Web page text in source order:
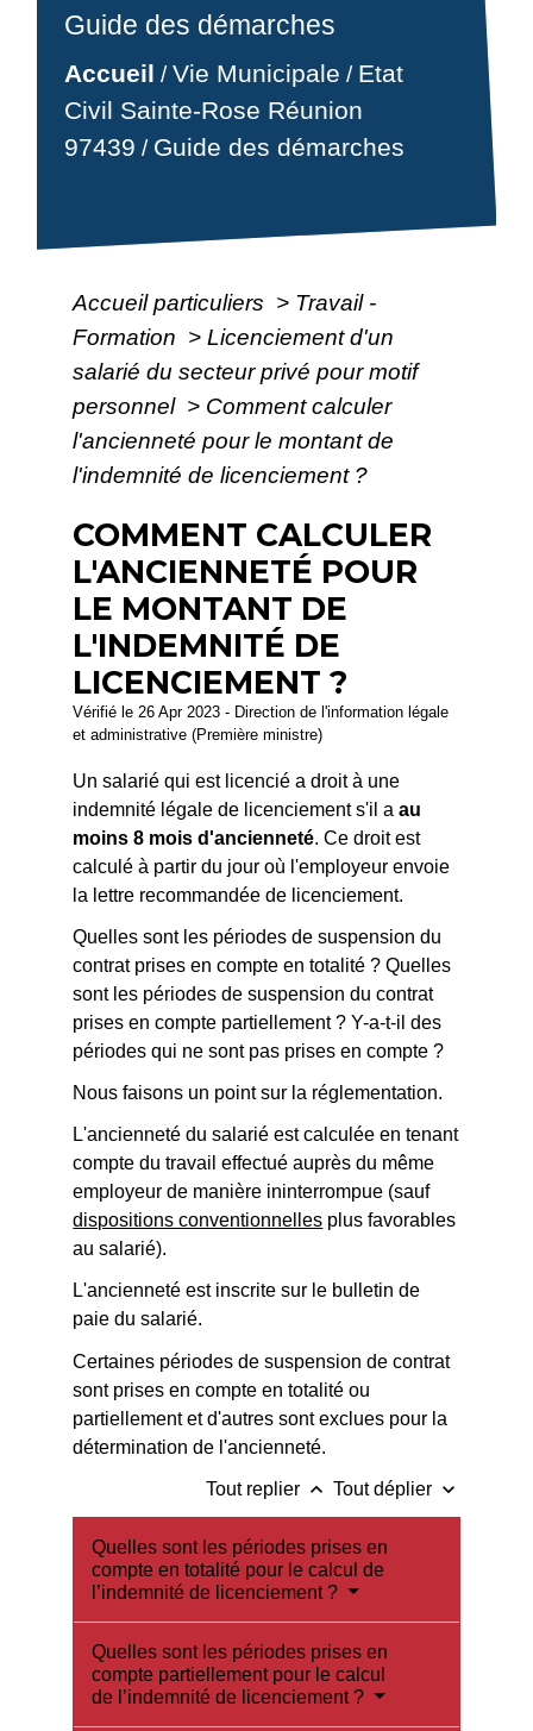
Guide des démarches
Accueil /Vie Municipale / Etat
Civil Sainte-Rose Réunion
97439 / Guide des démarches
Accueil particuliers > Travail -
Formation > Licenciement d'un
salarié du secteur privé pour motif
personnel > Comment calculer
l'ancienneté pour le montant de
l'indemnité de licenciement ?
COMMENT CALCULER
L'ANCIENNETÉ POUR
LE MONTANT DE
L'INDEMNITÉ DE
LICENCIEMENT ?
Vérifié le 26 Apr 2023 - Direction de l'information légale
et administrative (Première ministre)
Un salarié qui est licencié a droit à une
indemnité légale de licenciement s'il aau
moins 8 mois d'ancienneté. Ce droit est
calculé à partir du jour où l'employeur envoie
la lettre recommandée de licenciement.
Quelles sont les périodes de suspension du
contrat prises en compte en totalité ? Quelles
sont les périodes de suspension du contrat
prises en compte partiellement ? Y-a-t-il des
périodes qui ne sont pas prises en compte ?
Nous faisons un point sur la réglementation.
L'ancienneté du salarié est calculée en tenant
compte du travail effectué auprès du même
employeur de manière ininterrompue (sauf
dispositions conventionnelles plus favorables
au salarié).
L'ancienneté est inscrite sur le bulletin de
paie du salarié.
Certaines périodes de suspension de contrat
sont prises en compte en totalité ou
partiellement et d'autres sont exclues pour la
détermination de l'ancienneté.
Tout replier keyboard_arrow_up Tout déplier keyboard_arrow_down
Quelles sont les périodes prises en
compte en totalité pour le calcul de
l’indemnité de licenciement ?
Quelles sont les périodes prises en
compte partiellement pour le calcul
de l’indemnité de licenciement ?